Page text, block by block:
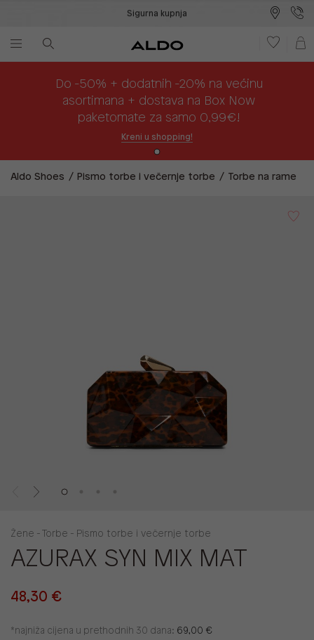
Sigurna kupnja
Do -50% + dodatnih -20% na većinu
asortimana + dostava na Box Now
paketomate za samo 0,99€!
Kreni u shopping!
Aldo Shoes Pismo torbe i večernje torbe Torbe na rame
Žene - Torbe - Pismo torbe i večernje torbe
AZURAX SYN MIX MAT
48,30 €
*najniža cijena u prethodnih 30 dana: 69,00 €